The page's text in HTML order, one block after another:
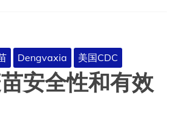
Dengvaxia 美国CDC
安全性和有效